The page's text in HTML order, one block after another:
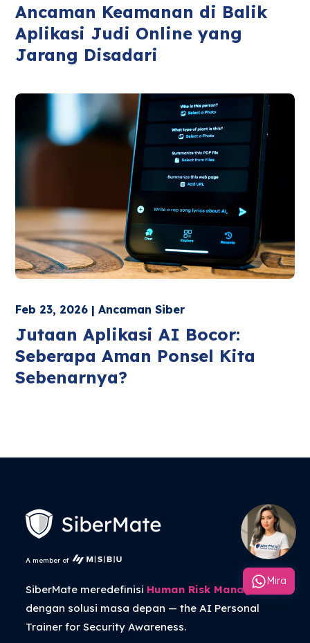
Ancaman Keamanan di Balik
Aplikasi Judi Online yang
Jarang Disadari
Feb 23, 2026 | Ancaman Siber
Jutaan Aplikasi AI Bocor:
Seberapa Aman Ponsel Kita
Sebenarnya?
A member of
SiberMate meredefinisi Human Risk Management
dengan solusi masa depan — theAI Personal
Trainerfor Security Awareness.
Mira